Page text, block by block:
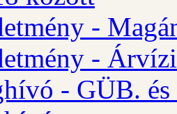
-
-
- GÜB.